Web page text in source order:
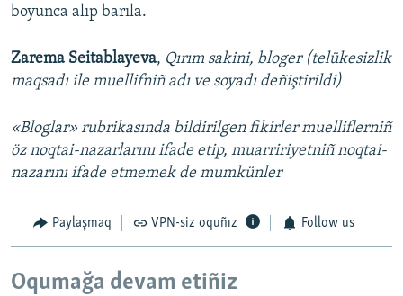
boyunca alıp barıla.
Zarema Seitablayeva, Qırım sakini, bloger (telükesizlik
maqsadı ile muellifniñ adı ve soyadı deñiştirildi)
«Bloglar» rubrikasında bildirilgen fikirler muelliflerniñ
öz noqtai-nazarlarını ifade etip, muarririyetniñ noqtai-
nazarını ifade etmemek de mumkünler
Paylaşmaq VPN-siz oquñız Follow us
Oqumağa devam etiñiz